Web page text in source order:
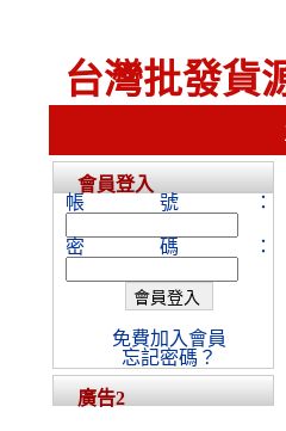
台灣批發貨
會員登入
帳號：
密碼：
免費加入會員
忘記密碼？
廣告2